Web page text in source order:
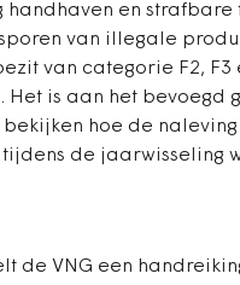
en strafbare
van illegale
van categorie F2, F3
is aan het bevoegd
hoe de
de jaarwisseling
de VNG een